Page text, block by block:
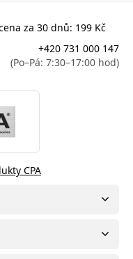
za 30 dnů: 199 Kč
+420 731 000 147
(Po–Pá: 7:30–17:00 hod)
CPA